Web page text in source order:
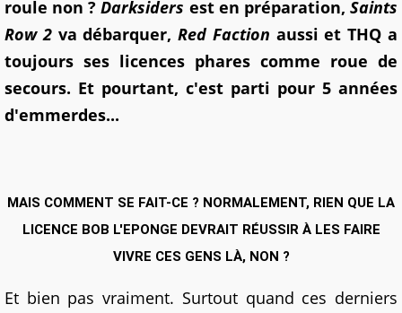
roule non ? Darksiders est en préparation,Saints
Row 2va débarquer,Red Faction aussi et THQ a
toujours ses licences phares comme roue de
secours. Et pourtant, c'est parti pour 5 années
d'emmerdes...
MAIS COMMENT SE FAIT-CE ? NORMALEMENT, RIEN QUE LA
LICENCE BOB L'EPONGE DEVRAIT RÉUSSIR À LES FAIRE
VIVRE CES GENS LÀ, NON ?
Et bien pas vraiment. Surtout quand ces derniers